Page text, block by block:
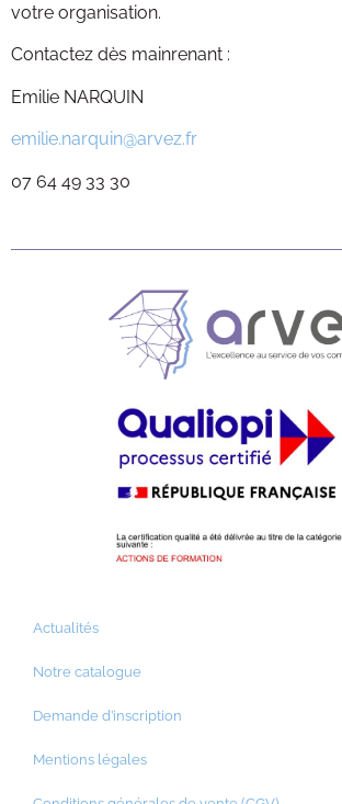
votre organisation.
Contactez dès mainrenant :
Emilie NARQUIN
emilie.narquin@arvez.fr
07 64 49 33 30
Actualités
Notre catalogue
Demande d’inscription
Mentions légales